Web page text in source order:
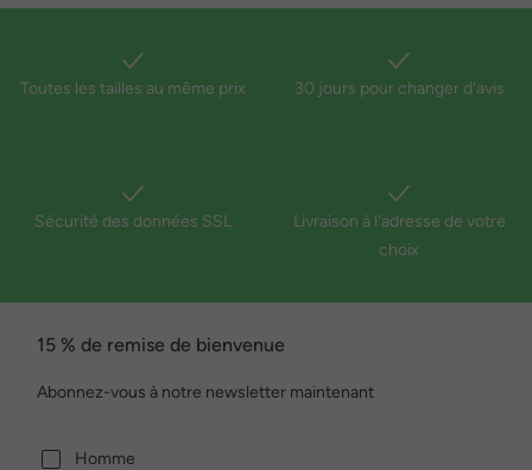
Toutes les tailles au même prix 30 jours pour changer d'avis
Sécurité des données SSL
Livraison à l'adresse de votre
choix
15 % de remise de bienvenue
Abonnez-vous à notre newsletter maintenant
Homme